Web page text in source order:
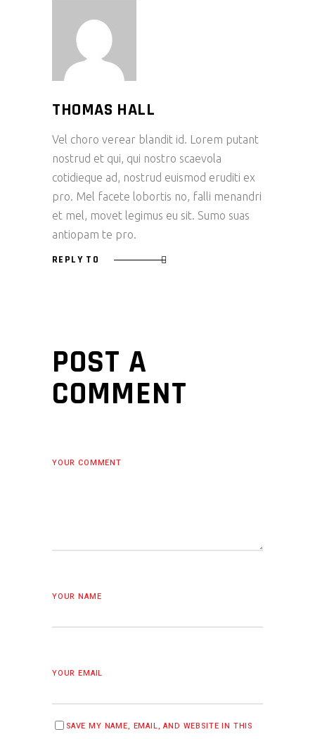
THOMAS HALL
Vel choro verear blandit id. Lorem putant
nostrud et qui, qui nostro scaevola
cotidieque ad, nostrud euismod eruditi ex
pro. Mel facete lobortis no, falli menandri
et mel, movet legimus eu sit. Sumo suas
antiopam te pro.
REPLY TO
POST A
COMMENT
YOUR COMMENT
YOUR NAME
YOUR EMAIL
SAVE MY NAME, EMAIL, AND WEBSITE IN THIS